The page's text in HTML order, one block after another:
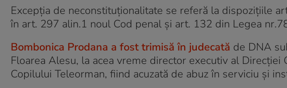
Excepţia de neconstituţionalitate se referă la dispoziţiile
în art. 297 alin.1 noul Cod penal şi art. 132 din Legea
Bombonica Prodana a fost trimisă în judecată de DNA
Floarea Alesu, la acea vreme director executiv al
Copilului Teleorman, fiind acuzată de abuz în serviciu şi